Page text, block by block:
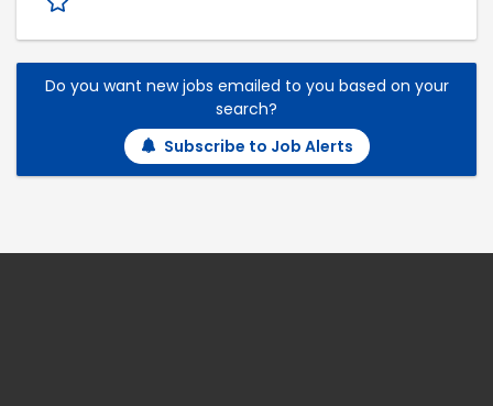
Do you want new jobs emailed to you based on your
search?
Subscribe to Job Alerts